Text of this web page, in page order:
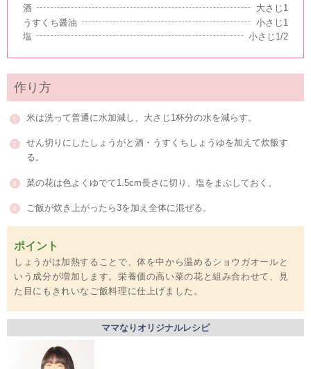
酒
大さじ1
うすくち醤油
小さじ1
塩
小さじ1/2
作り方
米は洗って普通に水加減し、大さじ1杯分の水を減らす。
せん切りにしたしょうがと酒・うすくちしょうゆを加えて炊飯す
る。
菜の花は色よくゆでて1.5cm長さに切り、塩をまぶしておく。
ご飯が炊き上がったら3を加え全体に混ぜる。
ポイント
しょうがは加熱することで、体を中から温めるショウガオールと
いう成分が増加します。栄養価の高い菜の花と組み合わせて、見
た目にもきれいなご飯料理に仕上げました。
ママなりオリジナルレシピ